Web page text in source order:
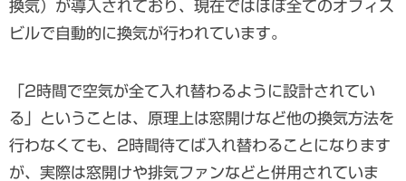
換気）が導入されており、現在ではほぼ全てのオフィス
ビルで自動的に換気が行われています。
「2時間で空気が全て入れ替わるように設計されてい
る」ということは、原理上は窓開けなど他の換気方法を
行わなくても、2時間待てば入れ替わることになります
が、実際は窓開けや排気ファンなどと併用されていま